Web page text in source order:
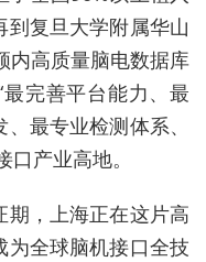
复旦大学附属华山
内高质量脑电数据库
完善平台能力、最
最专业检测体系、
产业高地。
期，上海正在这片高
为全球脑机接口全技